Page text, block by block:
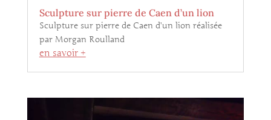
Sculpture sur pierre de Caen d’un lion
Sculpture sur pierre de Caen d’un lion réalisée
par Morgan Roulland
en savoir +